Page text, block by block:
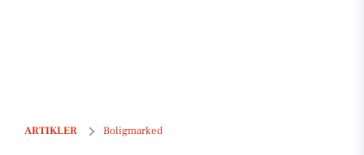
ARTIKLER Boligmarked
Baldersvej 22 og 4 andre boliger er kommet til salg denne uge i